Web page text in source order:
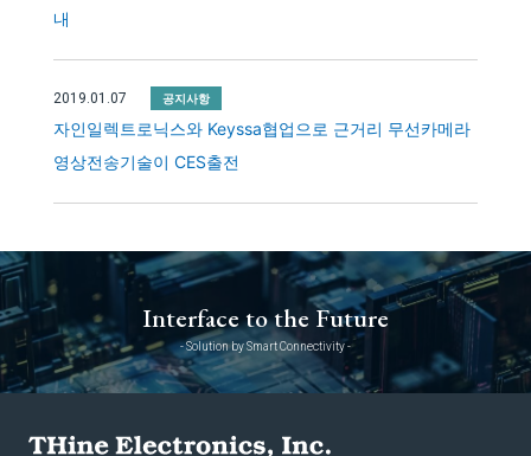
내
2019.01.07 공지사항
자인일렉트로닉스와 Keyssa협업으로 근거리 무선카메라
영상전송기술이 CES출전
Interface to the Future
- Solution by Smart Connectivity -